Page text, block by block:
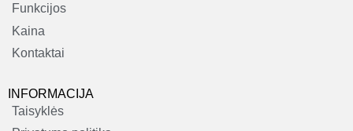
Funkcijos
Kaina
Kontaktai
INFORMACIJA
Taisyklės